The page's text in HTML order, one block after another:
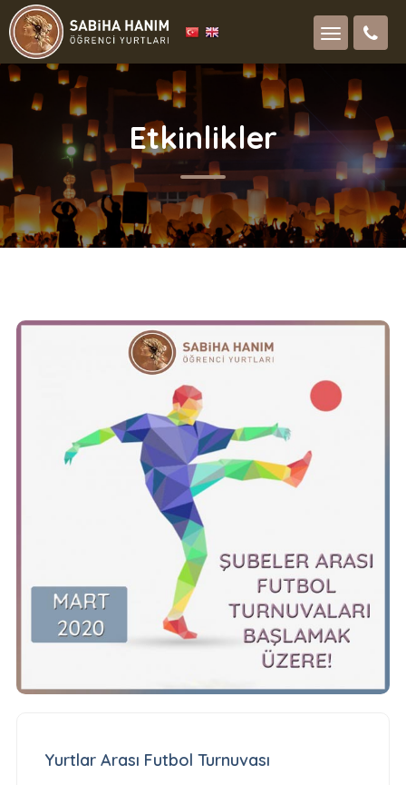
Etkinlikler
Yurtlar Arası Futbol Turnuvası